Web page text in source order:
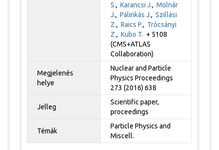
S.,Karancsi J.,Molnár
J.,Pálinkás J.,Szillási
Z.,Raics P., Trócsányi
Z.,Kubo T. + 5108
(CMS+ATLAS
Collaboration)
Megjelenés
helye
Nuclear and Particle
Physics Proceedings
273 (2016) 638
Jelleg
Scientific paper,
proceedings
Témák
Particle Physics and
Miscell.